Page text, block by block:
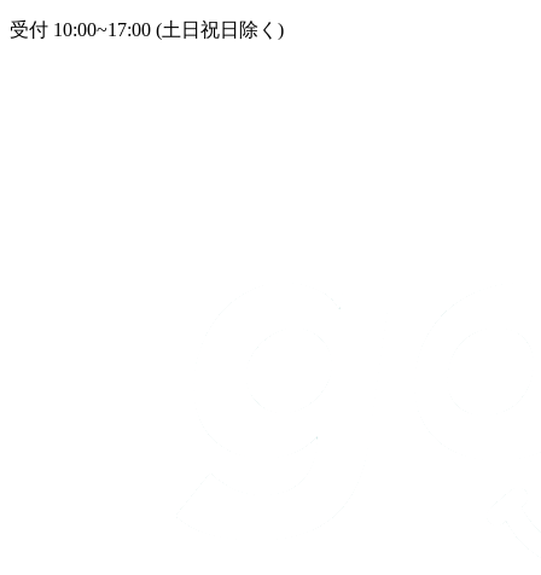
受付 10:00~17:00 (土日祝日除く)